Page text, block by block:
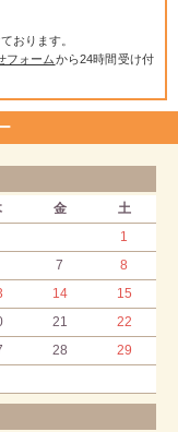
おります。
フォームから24時間受け付
金
土
1
7
8
14
15
21
22
28
29